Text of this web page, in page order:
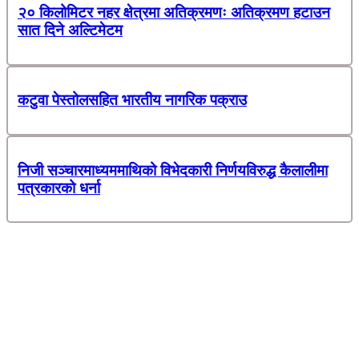
२० किलोमिटर नहर क्षेत्रमा अतिक्रमणः अतिक्रमण हटाउन
सात दिने अल्टिमेटम
कटुवा पेस्तोलसहित भारतीय नागरिक पक्राउ
निजी सञ्चारमाध्यममाथिको विभेदकारी निर्णयविरुद्ध कैलालीमा
पत्रकारको धर्ना